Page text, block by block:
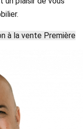
à la vente Première